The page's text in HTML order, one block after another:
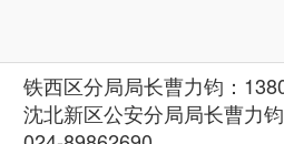
铁西区分局局长曹力钧：
沈北新区公安分局局长曹力